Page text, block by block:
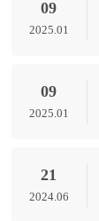
09
2025.01
09
2025.01
21
2024.06